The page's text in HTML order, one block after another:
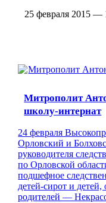
25 февраля 2015 —
Митрополит
школу-интернат
24 февраля
Орловский и
руководителя
по Орловской
подшефное
детей-сирот и
родителей —